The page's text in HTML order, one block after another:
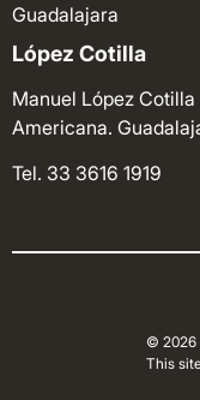
Guadalajara
López Cotilla
Manuel López Cotilla
Americana.
Tel. 33 3616 1919
© 2026
This